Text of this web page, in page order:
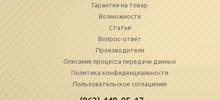
Гарантия на товар
Возможности
Статьи
Вопрос-ответ
Производители
Описание процесса передачи данных
Политика конфиденциальности
Пользовательское соглашение